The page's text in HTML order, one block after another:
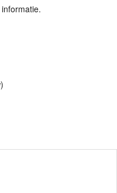
)